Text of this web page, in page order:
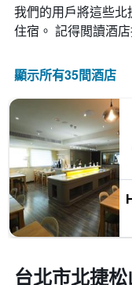
我們的用戶將這些
住宿。 記得閲讀酒
顯示所有35間酒店
台北市北捷